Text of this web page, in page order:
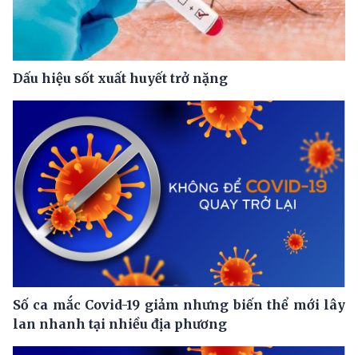
Dấu hiệu sốt xuất huyết trở nặng
Số ca mắc Covid-19 giảm nhưng biến thể mới lây
lan nhanh tại nhiều địa phương